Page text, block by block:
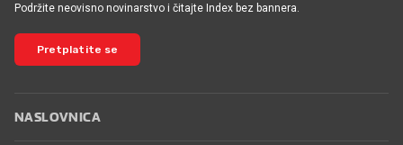
Podržite neovisno novinarstvo i čitajte Index bez bannera.
Pretplatite se
NASLOVNICA